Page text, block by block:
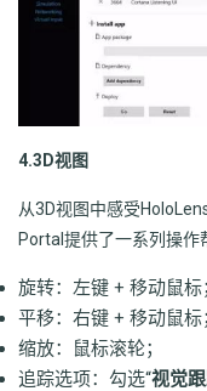
4.3D视图
从3D视图中感受
Portal提供了一系列操作
旋转：左键 + 移动鼠标
平移：右键 + 移动鼠标
缩放：鼠标滚轮；
追踪选项：勾选“视觉